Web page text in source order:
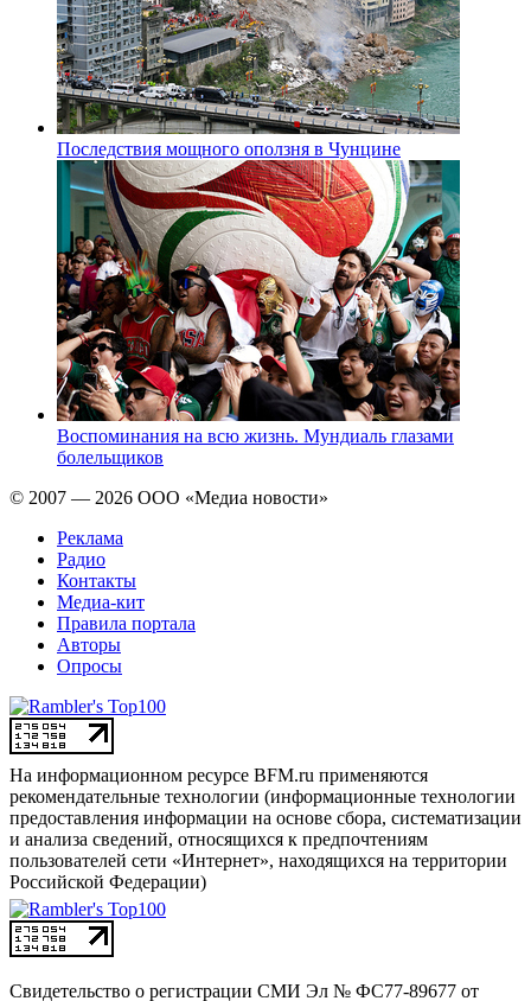
Последствия мощного оползня в Чунцине
Воспоминания на всю жизнь. Мундиаль глазами
болельщиков
© 2007 — 2026 ООО «Медиа новости»
Реклама
Радио
Контакты
Медиа-кит
Правила портала
Авторы
Опросы
На информационном ресурсе BFM.ru применяются
рекомендательные технологии (информационные технологии
предоставления информации на основе сбора, систематизации
и анализа сведений, относящихся к предпочтениям
пользователей сети «Интернет», находящихся на территории
Российской Федерации)
Свидетельство о регистрации СМИ Эл № ФС77-89677 от